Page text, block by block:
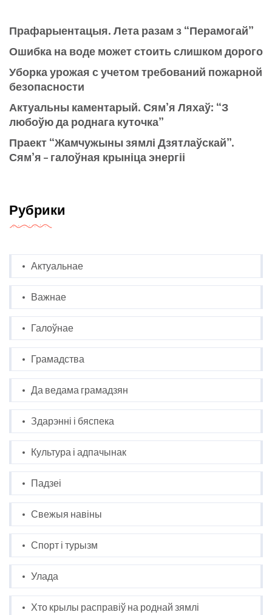
Прафарыентацыя. Лета разам з “Перамогай”
Ошибка на воде может стоить слишком дорого
Уборка урожая с учетом требований пожарной
безопасности
Актуальны каментарый. Сям’я Ляхаў: “З
любоўю да роднага куточка”
Праект “Жамчужыны зямлі Дзятлаўскай”.
Сям’я – галоўная крыніца энергіі
Рубрики
Актуальнае
Важнае
Галоўнае
Грамадства
Да ведама грамадзян
Здарэнні і бяспека
Культура і адпачынак
Падзеі
Свежыя навіны
Спорт і турызм
Улада
Хто крылы расправіў на роднай зямлі